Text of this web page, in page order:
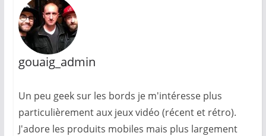
gouaig_admin
Un peu geek sur les bords je m'intéresse plus
particulièrement aux jeux vidéo (récent et rétro).
J'adore les produits mobiles mais plus largement